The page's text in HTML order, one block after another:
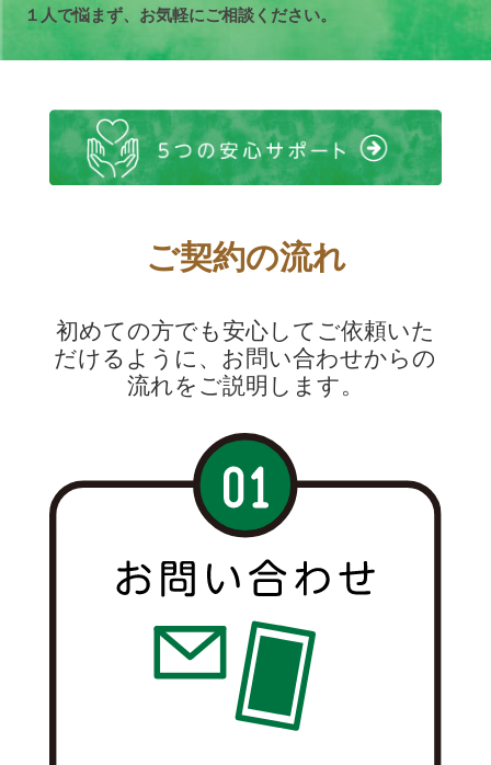
１人で悩まず、お気軽にご相談ください。
ご契約の流れ
初めての方でも安心してご依頼いた
だけるように、お問い合わせからの
流れをご説明します。